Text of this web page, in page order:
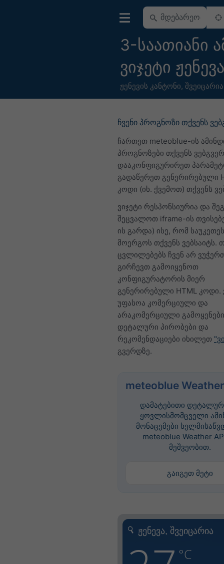
3-საათიანი
ვიჯეტი
ჟენევის კანტონი, შვეიცარია
ჩვენი პროგნოზი თქვენს
ჩართეთ meteoblue-ის
პროგნოზები თქვენს
დააკონფიგურირეთ
გადაწერეთ გენერირებული
კოდი (იხ. ქვემოთ) თქვენს
ვიჯეტი რესპონსიურია და
შეცვალოთ iframe-ის
ის გარდა) ისე, რომ
მოერგოს თქვენს ვებსაიტს.
ცვლილებებს ჩვენ არ
გირჩევთ გამოიყენოთ
კონფიგურატორის მიერ
გენერირებული HTML კოდი.
უფასოა კომერციული და
არაკომერციული
დეტალური პირობები და
რეკომენდაციები იხილეთ
გვერდზე.
meteoblue
დამატებითი
ყოვლისმომცველი
მონაცემები
meteoblue Weather
მეშვეობით.
გაიგეთ მეტი